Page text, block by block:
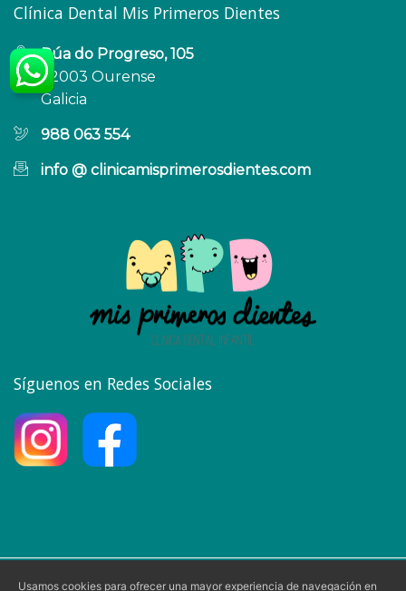
Clínica Dental Mis Primeros Dientes
Rúa do Progreso, 105
32003 Ourense
Galicia
988 063 554
info @ clinicamisprimerosdientes.com
Síguenos en Redes Sociales
Usamos cookies para ofrecer una mayor experiencia de navegación en